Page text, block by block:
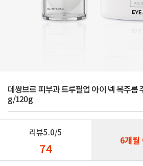
데쌍브르 피부과 트루필업 아이 넥 목주름
g/120g
리뷰5.0/5
74 6개월